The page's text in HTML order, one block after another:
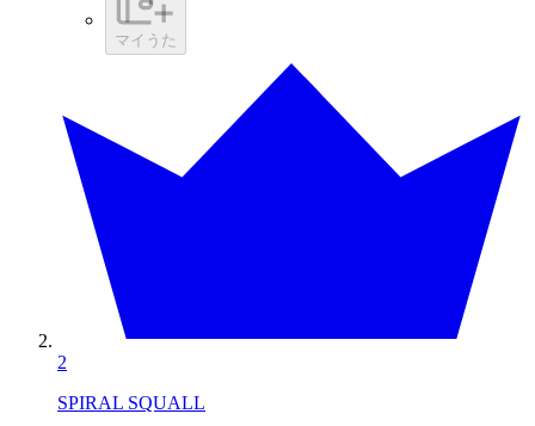
マイうた
2
SPIRAL SQUALL